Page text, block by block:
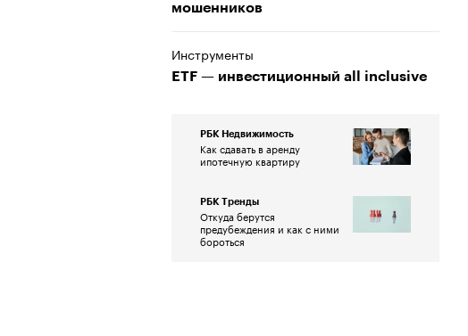
мошенников
Инструменты
ETF — инвестиционный all inclusive
РБК Недвижимость
Как сдавать в аренду
ипотечную квартиру
РБК Тренды
Откуда берутся
предубеждения и как с ними
бороться